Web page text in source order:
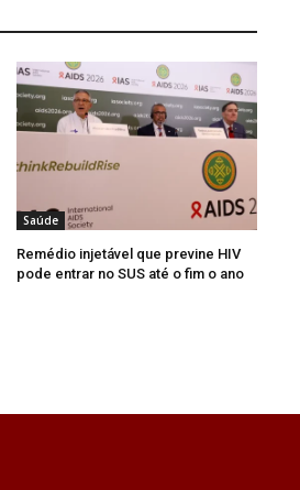
Saúde
Remédio injetável que previne HIV
pode entrar no SUS até o fim o ano